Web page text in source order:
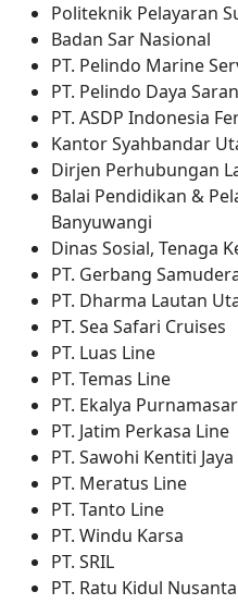
Politeknik Pelayaran
Badan Sar Nasional
PT. Pelindo Marine
PT. Pelindo Daya
PT. ASDP Indonesia
Kantor Syahbandar
Dirjen Perhubungan
Balai Pendidikan &
Banyuwangi
Dinas Sosial, Tenaga
PT. Gerbang
PT. Dharma Lautan
PT. Sea Safari Cruises
PT. Luas Line
PT. Temas Line
PT. Ekalya
PT. Jatim Perkasa Line
PT. Sawohi Kentiti Jaya
PT. Meratus Line
PT. Tanto Line
PT. Windu Karsa
PT. SRIL
PT. Ratu Kidul